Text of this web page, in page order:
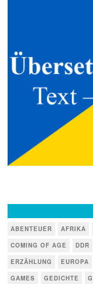
ABENTEUER AFRIKA
COMING OF AGE
DDR
ERZÄHLUNG
EUROPA
GAMES
GEDICHTE